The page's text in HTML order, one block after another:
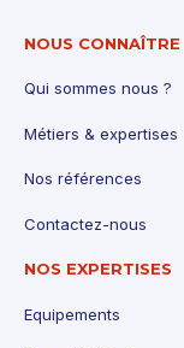
NOUS CONNAÎTRE
Qui sommes nous ?
Métiers & expertises
Nos références
Contactez-nous
NOS EXPERTISES
Equipements